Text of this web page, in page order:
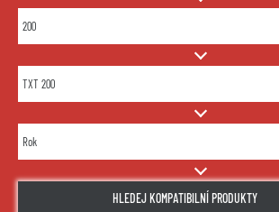
HLEDEJ KOMPATIBILNÍ PRODUKTY